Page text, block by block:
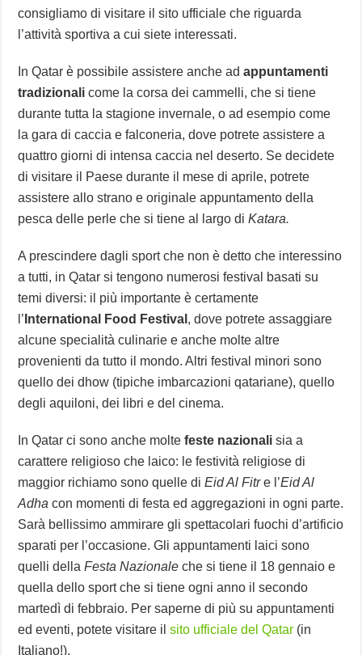
consigliamo di visitare il sito ufficiale che riguarda
l’attività sportiva a cui siete interessati.
In Qatar è possibile assistere anche adappuntamenti
tradizionali come la corsa dei cammelli, che si tiene
durante tutta la stagione invernale, o ad esempio come
la gara di caccia e falconeria, dove potrete assistere a
quattro giorni di intensa caccia nel deserto. Se decidete
di visitare il Paese durante il mese di aprile, potrete
assistere allo strano e originale appuntamento della
pesca delle perle che si tiene al largo diKatara.
A prescindere dagli sport che non è detto che interessino
a tutti, in Qatar si tengono numerosi festival basati su
temi diversi: il più importante è certamente
l’ International Food Festival , dove potrete assaggiare
alcune specialità culinarie e anche molte altre
provenienti da tutto il mondo. Altri festival minori sono
quello dei dhow (tipiche imbarcazioni qatariane), quello
degli aquiloni, dei libri e del cinema.
In Qatar ci sono anche moltefeste nazionali sia a
carattere religioso che laico: le festività religiose di
maggior richiamo sono quelle diEid Al Fitre l’Eid Al
Adha con momenti di festa ed aggregazioni in ogni parte.
Sarà bellissimo ammirare gli spettacolari fuochi d’artificio
sparati per l’occasione. Gli appuntamenti laici sono
quelli dellaFesta Nazionale che si tiene il 18 gennaio e
quella dello sport che si tiene ogni anno il secondo
martedì di febbraio. Per saperne di più su appuntamenti
ed eventi, potete visitare ilsito ufficiale del Qatar (in
Italiano!).